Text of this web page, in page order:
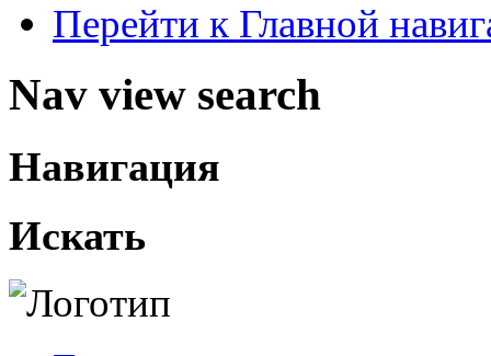
Перейти к Главной
Nav view search
Навигация
Искать